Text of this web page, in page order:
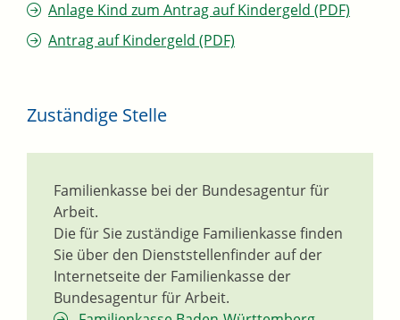
Anlage Kind zum Antrag auf Kindergeld (PDF)
Antrag auf Kindergeld (PDF)
Zuständige Stelle
Familienkasse bei der Bundesagentur für
Arbeit.
Die für Sie zuständige Familienkasse finden
Sie über den Dienststellenfinder auf der
Internetseite der Familienkasse der
Bundesagentur für Arbeit.